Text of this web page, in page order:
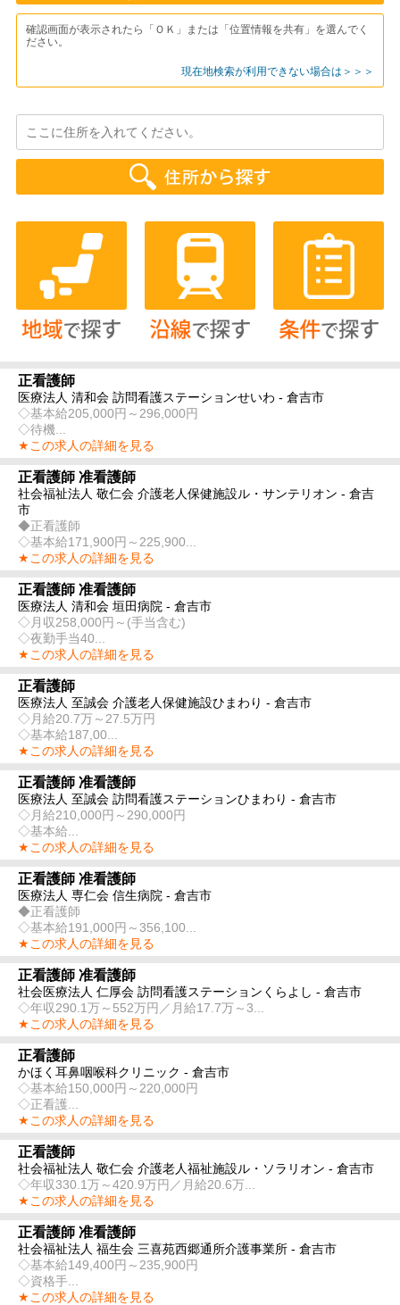
確認画面が表示されたら「ＯＫ」または「位置情報を共有」を選んでく
ださい。
現在地検索が利用できない場合は＞＞＞
正看護師
医療法人 清和会 訪問看護ステーションせいわ - 倉吉市
◇基本給205,000円～296,000円
◇待機...
★この求人の詳細を見る
正看護師 准看護師
社会福祉法人 敬仁会 介護老人保健施設ル・サンテリオン - 倉吉
市
◆正看護師
◇基本給171,900円～225,900...
★この求人の詳細を見る
正看護師 准看護師
医療法人 清和会 垣田病院 - 倉吉市
◇月収258,000円～(手当含む)
◇夜勤手当40...
★この求人の詳細を見る
正看護師
医療法人 至誠会 介護老人保健施設ひまわり - 倉吉市
◇月給20.7万～27.5万円
◇基本給187,00...
★この求人の詳細を見る
正看護師 准看護師
医療法人 至誠会 訪問看護ステーションひまわり - 倉吉市
◇月給210,000円～290,000円
◇基本給...
★この求人の詳細を見る
正看護師 准看護師
医療法人 専仁会 信生病院 - 倉吉市
◆正看護師
◇基本給191,000円～356,100...
★この求人の詳細を見る
正看護師 准看護師
社会医療法人 仁厚会 訪問看護ステーションくらよし - 倉吉市
◇年収290.1万～552万円／月給17.7万～3...
★この求人の詳細を見る
正看護師
かほく耳鼻咽喉科クリニック - 倉吉市
◇基本給150,000円～220,000円
◇正看護...
★この求人の詳細を見る
正看護師
社会福祉法人 敬仁会 介護老人福祉施設ル・ソラリオン - 倉吉市
◇年収330.1万～420.9万円／月給20.6万...
★この求人の詳細を見る
正看護師 准看護師
社会福祉法人 福生会 三喜苑西郷通所介護事業所 - 倉吉市
◇基本給149,400円～235,900円
◇資格手...
★この求人の詳細を見る